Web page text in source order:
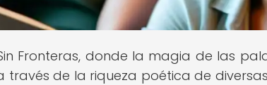
Fronteras, donde la magia de las
través de la riqueza poética de